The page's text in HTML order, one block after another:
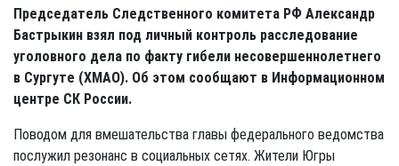
Председатель Следственного комитета РФ Александр
Бастрыкин взял под личный контроль расследование
уголовного дела по факту гибели несовершеннолетнего
в Сургуте (ХМАО). Об этом сообщают в Информационном
центре СК России.
Поводом для вмешательства главы федерального ведомства
послужил резонанс в социальных сетях. Жители Югры